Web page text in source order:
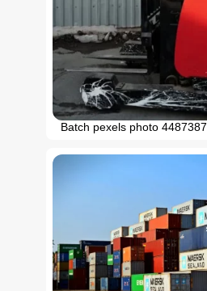
Batch pexels photo 4487387